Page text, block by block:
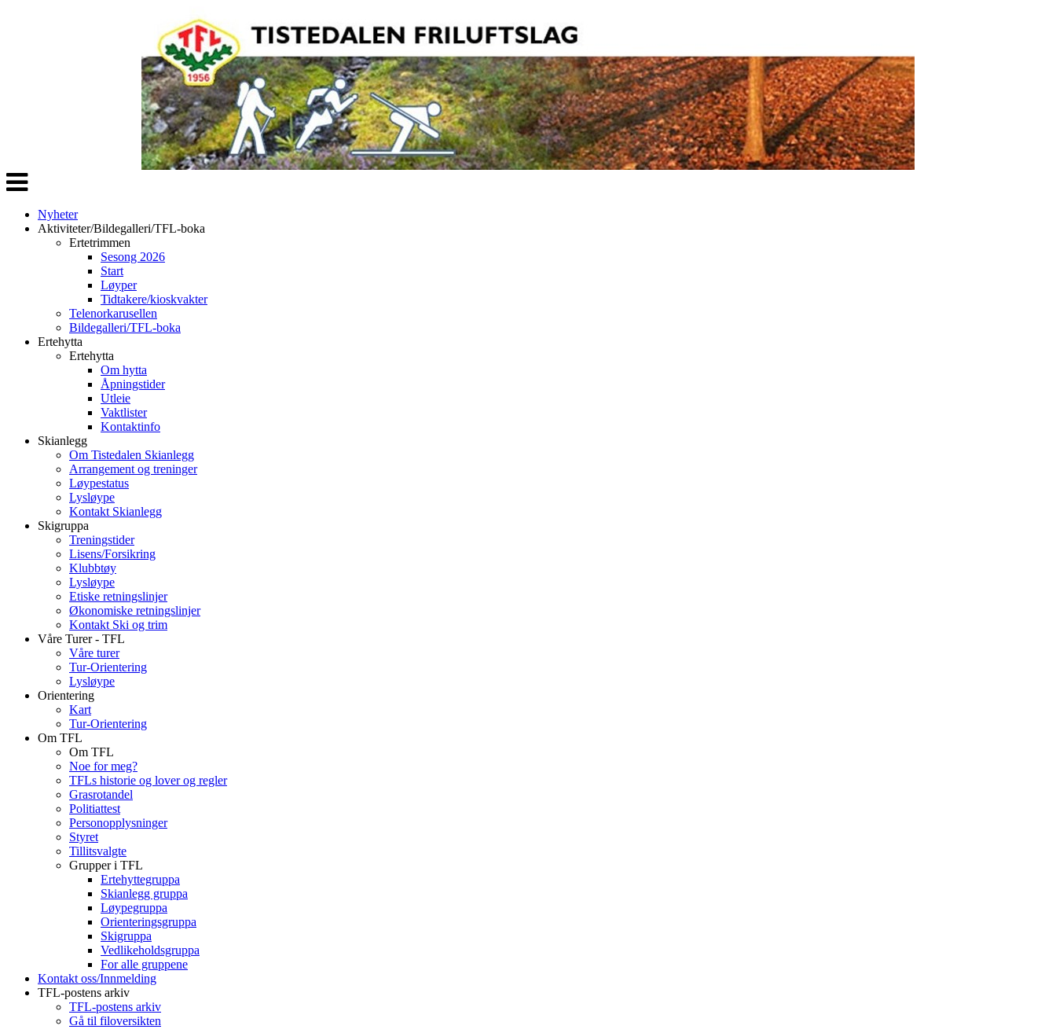
Veksle
navigasjon
Nyheter
Aktiviteter/Bildegalleri/TFL-boka
Ertetrimmen
Sesong 2026
Start
Løyper
Tidtakere/kioskvakter
Telenorkarusellen
Bildegalleri/TFL-boka
Ertehytta
Ertehytta
Om hytta
Åpningstider
Utleie
Vaktlister
Kontaktinfo
Skianlegg
Om Tistedalen Skianlegg
Arrangement og treninger
Løypestatus
Lysløype
Kontakt Skianlegg
Skigruppa
Treningstider
Lisens/Forsikring
Klubbtøy
Lysløype
Etiske retningslinjer
Økonomiske retningslinjer
Kontakt Ski og trim
Våre Turer - TFL
Våre turer
Tur-Orientering
Lysløype
Orientering
Kart
Tur-Orientering
Om TFL
Om TFL
Noe for meg?
TFLs historie og lover og regler
Grasrotandel
Politiattest
Personopplysninger
Styret
Tillitsvalgte
Grupper i TFL
Ertehyttegruppa
Skianlegg gruppa
Løypegruppa
Orienteringsgruppa
Skigruppa
Vedlikeholdsgruppa
For alle gruppene
Kontakt oss/Innmelding
TFL-postens arkiv
TFL-postens arkiv
Gå til filoversikten